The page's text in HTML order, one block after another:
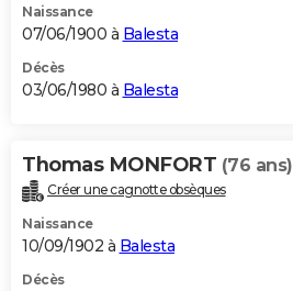
Naissance
07/06/1900 à Balesta
Décès
03/06/1980 à Balesta
Thomas MONFORT (76 ans)
Créer une cagnotte obsèques
Naissance
10/09/1902 à Balesta
Décès